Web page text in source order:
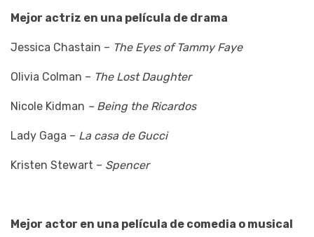
Mejor actriz en una película de drama
Jessica Chastain – The Eyes of Tammy Faye
Olivia Colman – The Lost Daughter
Nicole Kidman – Being the Ricardos
Lady Gaga – La casa de Gucci
Kristen Stewart – Spencer
Mejor actor en una película de comedia o musical